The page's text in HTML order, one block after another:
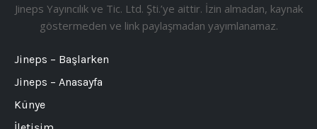
Jineps Yayıncılık ve Tic. Ltd. Şti.’ye aittir. İzin almadan, kaynak
göstermeden ve link paylaşmadan yayımlanamaz.
Jineps – Başlarken
Jineps – Anasayfa
Künye